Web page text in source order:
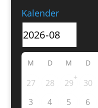
Kalender
M D M D
27 28 29
+
30
3
4 5 6